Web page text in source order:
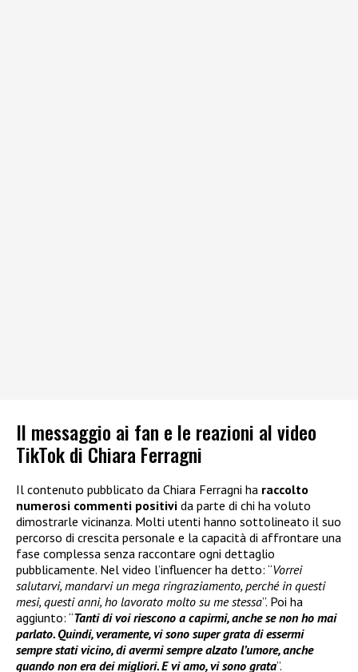
Il messaggio ai fan e le reazioni al video
TikTok di Chiara Ferragni
Il contenuto pubblicato da Chiara Ferragni ha raccolto
numerosi commenti positivi da parte di chi ha voluto
dimostrarle vicinanza. Molti utenti hanno sottolineato il suo
percorso di crescita personale e la capacità di affrontare una
fase complessa senza raccontare ogni dettaglio
pubblicamente. Nel video l’influencer ha detto: “Vorrei
salutarvi, mandarvi un mega ringraziamento, perché in questi
mesi, questi anni, ho lavorato molto su me stessa”. Poi ha
aggiunto: “Tanti di voi riescono a capirmi, anche se non ho mai
parlato. Quindi, veramente, vi sono super grata di essermi
sempre stati vicino, di avermi sempre alzato l’umore, anche
quando non era dei migliori. E vi amo, vi sono grata”.